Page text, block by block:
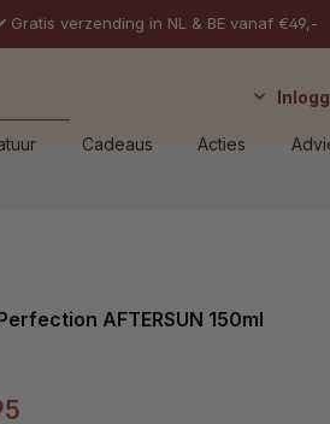
Gratis verzending in NL & BE vanaf €49,-
Cadeaus Acties
AFTERSUN 150ml